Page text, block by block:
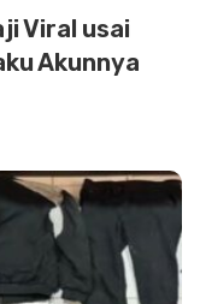
Viral usai
Akunnya